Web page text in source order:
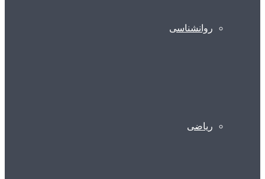
روانشناسی
ریاضی